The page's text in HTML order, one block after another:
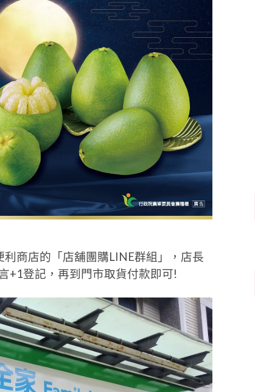
商店的「店舖團購LINE群組」，店長
+1登記，再到門市取貨付款即可!